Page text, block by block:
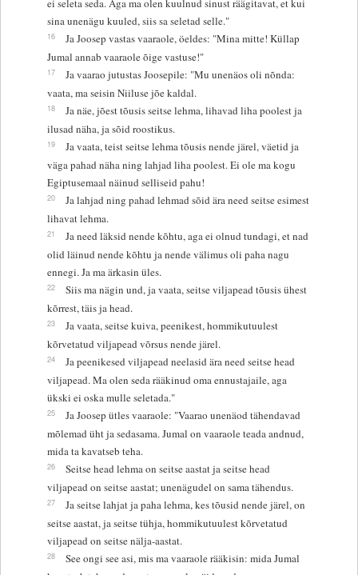
sina unenägu kuuled, siis sa seletad selle."
16
Ja Joosep vastas vaaraole, öeldes: "Mina mitte! Küllap
Jumal annab vaaraole õige vastuse!"
17
Ja vaarao jutustas Joosepile: "Mu unenäos oli nõnda:
vaata, ma seisin Niiluse jõe kaldal.
18
Ja näe, jõest tõusis seitse lehma, lihavad liha poolest ja
ilusad näha, ja sõid roostikus.
19
Ja vaata, teist seitse lehma tõusis nende järel, väetid ja
väga pahad näha ning lahjad liha poolest. Ei ole ma kogu
Egiptusemaal näinud selliseid pahu!
20
Ja lahjad ning pahad lehmad sõid ära need seitse esimest
lihavat lehma.
21
Ja need läksid nende kõhtu, aga ei olnud tundagi, et nad
olid läinud nende kõhtu ja nende välimus oli paha nagu
ennegi. Ja ma ärkasin üles.
22
Siis ma nägin und, ja vaata, seitse viljapead tõusis ühest
kõrrest, täis ja head.
23
Ja vaata, seitse kuiva, peenikest, hommikutuulest
kõrvetatud viljapead võrsus nende järel.
24
Ja peenikesed viljapead neelasid ära need seitse head
viljapead. Ma olen seda rääkinud oma ennustajaile, aga
ükski ei oska mulle seletada."
25
Ja Joosep ütles vaaraole: "Vaarao unenäod tähendavad
mõlemad üht ja sedasama. Jumal on vaaraole teada andnud,
mida ta kavatseb teha.
26
Seitse head lehma on seitse aastat ja seitse head
viljapead on seitse aastat; unenägudel on sama tähendus.
27
Ja seitse lahjat ja paha lehma, kes tõusid nende järel, on
seitse aastat, ja seitse tühja, hommikutuulest kõrvetatud
viljapead on seitse nälja-aastat.
28
See ongi see asi, mis ma vaaraole rääkisin: mida Jumal